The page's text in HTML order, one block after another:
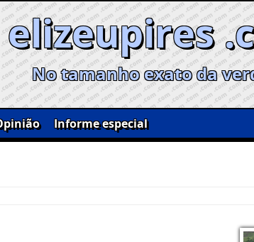
elizeupires
No tamanho exato da
Informe especial